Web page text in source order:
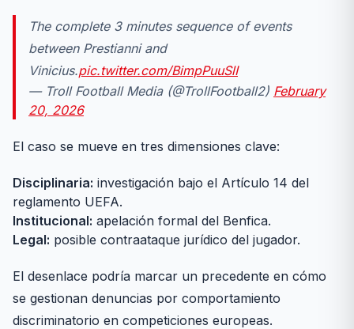
The complete 3 minutes sequence of events
between Prestianni and
Vinicius.pic.twitter.com/BimpPuuSlI
— Troll Football Media (@TrollFootball2) February
20, 2026
El caso se mueve en tres dimensiones clave:
Disciplinaria: investigación bajo el Artículo 14 del
reglamento UEFA.
Institucional: apelación formal del Benfica.
Legal: posible contraataque jurídico del jugador.
El desenlace podría marcar un precedente en cómo
se gestionan denuncias por comportamiento
discriminatorio en competiciones europeas.